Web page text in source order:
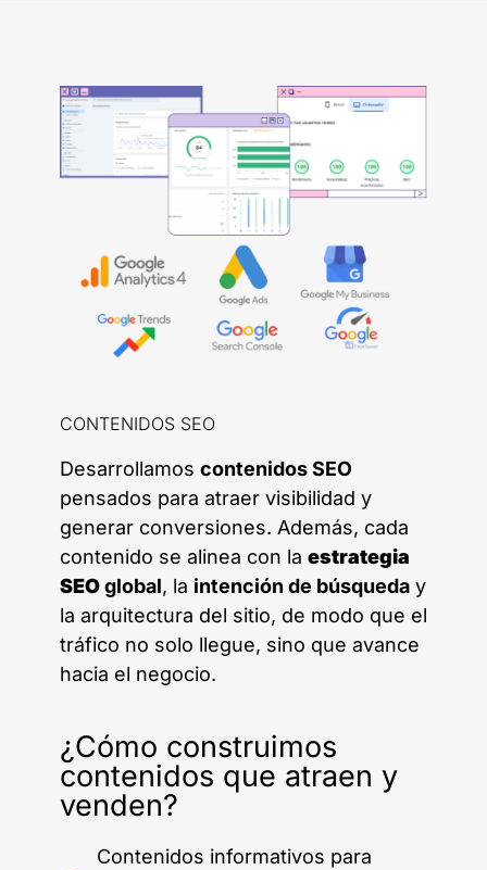
CONTENIDOS SEO
Desarrollamos contenidos SEO
pensados para atraer visibilidad y
generar conversiones. Además, cada
contenido se alinea con la estrategia
SEOglobal, la intención de búsqueda y
la arquitectura del sitio, de modo que el
tráfico no solo llegue, sino que avance
hacia el negocio.
¿Cómo construimos
contenidos que atraen y
venden?
Contenidos informativos para